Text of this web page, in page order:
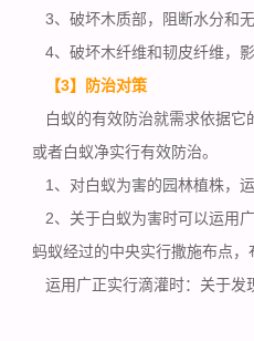
3、破坏木质部，阻断水分和
4、破坏木纤维和韧皮纤维，
【3】防治对策
白蚁的有效防治就需求依据它
或者白蚁净实行有效防治。
1、对白蚁为害的园林植株，
2、关于白蚁为害时可以运用
蚂蚁经过的中央实行撒施布点，
运用广正实行滴灌时：关于发